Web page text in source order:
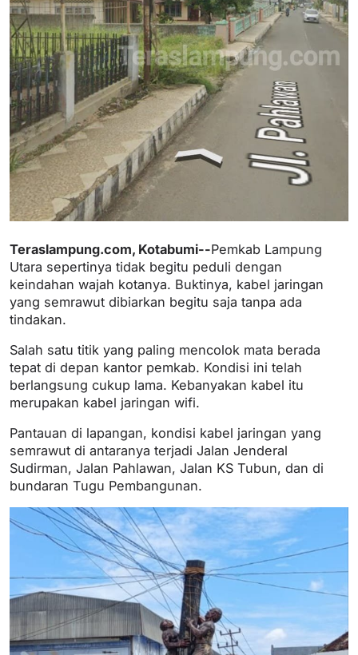
Teraslampung.com, Kotabumi--Pemkab Lampung
Utara sepertinya tidak begitu peduli dengan
keindahan wajah kotanya. Buktinya, kabel jaringan
yang semrawut dibiarkan begitu saja tanpa ada
tindakan.
Salah satu titik yang paling mencolok mata berada
tepat di depan kantor pemkab. Kondisi ini telah
berlangsung cukup lama. Kebanyakan kabel itu
merupakan kabel jaringan wifi.
Pantauan di lapangan, kondisi kabel jaringan yang
semrawut di antaranya terjadi Jalan Jenderal
Sudirman, Jalan Pahlawan, Jalan KS Tubun, dan di
bundaran Tugu Pembangunan.